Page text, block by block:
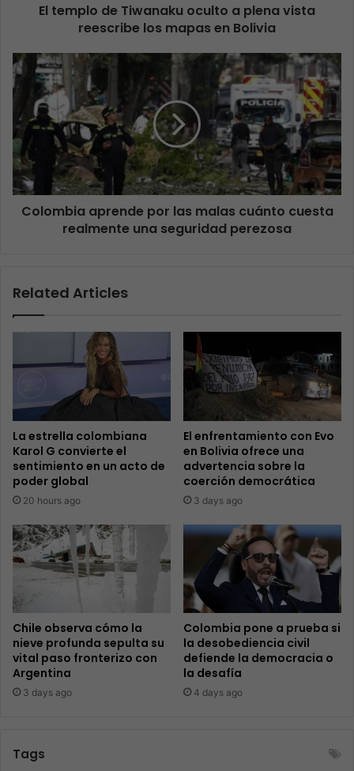
El templo de Tiwanaku oculto a plena vista
reescribe los mapas en Bolivia
Colombia aprende por las malas cuánto cuesta
realmente una seguridad perezosa
Related Articles
La estrella colombiana
Karol G convierte el
sentimiento en un acto de
poder global
20 hours ago
El enfrentamiento con Evo
en Bolivia ofrece una
advertencia sobre la
coerción democrática
3 days ago
Chile observa cómo la
nieve profunda sepulta su
vital paso fronterizo con
Argentina
3 days ago
Colombia pone a prueba si
la desobediencia civil
defiende la democracia o
la desafía
4 days ago
Tags